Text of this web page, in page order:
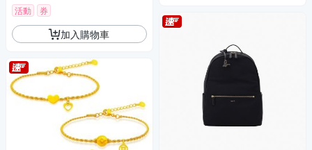
活動 券
加入購物車